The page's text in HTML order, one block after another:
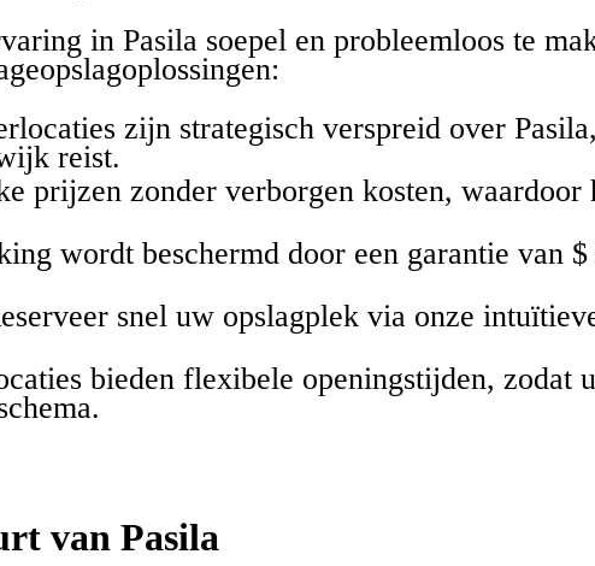
in Pasila soepel en probleemloos te
zijn strategisch verspreid over
reist.
prijzen zonder verborgen kosten, waardoor
wordt beschermd door een garantie van
snel uw opslagplek via onze
bieden flexibele openingstijden, zodat
van Pasila